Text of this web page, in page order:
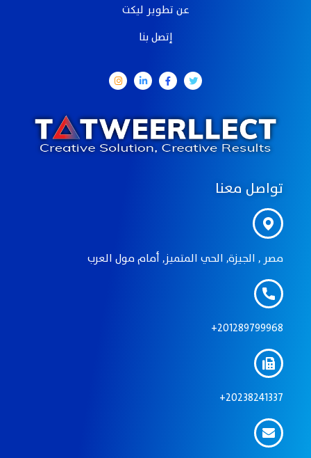
عن تطوير ليكت
إتصل بنا
تواصل معنا
مصر , الجيزة, الحي المتميز, أمام مول العرب
201289799968+
20238241337+